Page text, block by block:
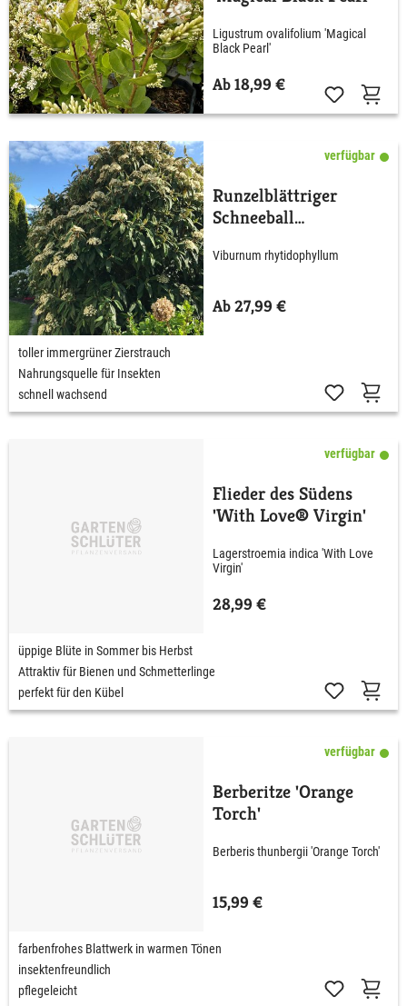
Ligustrum ovalifolium 'Magical
Black Pearl'
Ab 18,99 €
verfügbar
Runzelblättriger
Schneeball
Viburnum rhytidophyllum
Ab 27,99 €
toller immergrüner Zierstrauch
Nahrungsquelle für Insekten
schnell wachsend
verfügbar
Flieder des Südens
'With Love® Virgin'
Lagerstroemia indica 'With Love
Virgin'
28,99 €
üppige Blüte in Sommer bis Herbst
Attraktiv für Bienen und Schmetterlinge
perfekt für den Kübel
verfügbar
Berberitze 'Orange
Torch'
Berberis thunbergii 'Orange Torch'
15,99 €
farbenfrohes Blattwerk in warmen Tönen
insektenfreundlich
pflegeleicht